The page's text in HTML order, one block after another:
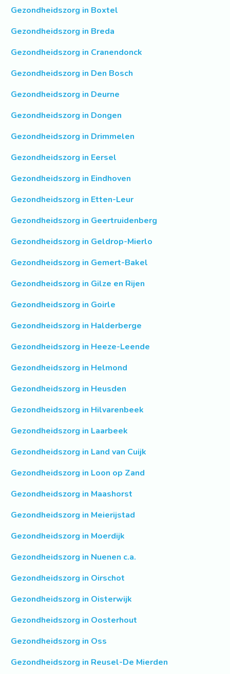
Gezondheidszorg in Boxtel
Gezondheidszorg in Breda
Gezondheidszorg in Cranendonck
Gezondheidszorg in Den Bosch
Gezondheidszorg in Deurne
Gezondheidszorg in Dongen
Gezondheidszorg in Drimmelen
Gezondheidszorg in Eersel
Gezondheidszorg in Eindhoven
Gezondheidszorg in Etten-Leur
Gezondheidszorg in Geertruidenberg
Gezondheidszorg in Geldrop-Mierlo
Gezondheidszorg in Gemert-Bakel
Gezondheidszorg in Gilze en Rijen
Gezondheidszorg in Goirle
Gezondheidszorg in Halderberge
Gezondheidszorg in Heeze-Leende
Gezondheidszorg in Helmond
Gezondheidszorg in Heusden
Gezondheidszorg in Hilvarenbeek
Gezondheidszorg in Laarbeek
Gezondheidszorg in Land van Cuijk
Gezondheidszorg in Loon op Zand
Gezondheidszorg in Maashorst
Gezondheidszorg in Meierijstad
Gezondheidszorg in Moerdijk
Gezondheidszorg in Nuenen c.a.
Gezondheidszorg in Oirschot
Gezondheidszorg in Oisterwijk
Gezondheidszorg in Oosterhout
Gezondheidszorg in Oss
Gezondheidszorg in Reusel-De Mierden